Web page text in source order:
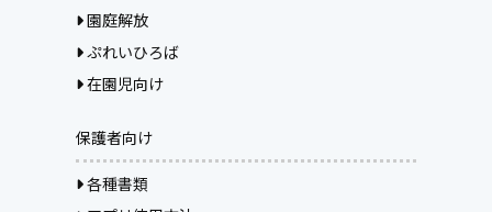
園庭解放
ぷれいひろば
在園児向け
保護者向け
各種書類